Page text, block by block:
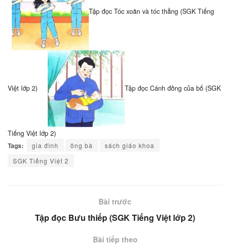
Tập đọc Tóc xoăn và tóc thẳng (SGK Tiếng
Việt lớp 2) Tập đọc Cánh đồng của bố (SGK
Tiếng Việt lớp 2)
Tags:
gia đình ông bà
sách giáo khoa
SGK Tiếng Việt 2
Bài trước
Tập đọc Bưu thiếp (SGK Tiếng Việt lớp 2)
Bài tiếp theo